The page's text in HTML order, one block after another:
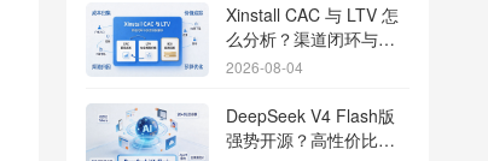
Xinstall CAC 与 LTV 怎
么分析？渠道闭环与投
放回报解析
2026-08-04
DeepSeek V4 Flash版
强势开源？高性价比基